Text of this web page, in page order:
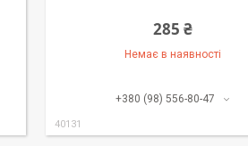
285 ₴
Немає в наявності
+380 (98) 556-80-47
40131